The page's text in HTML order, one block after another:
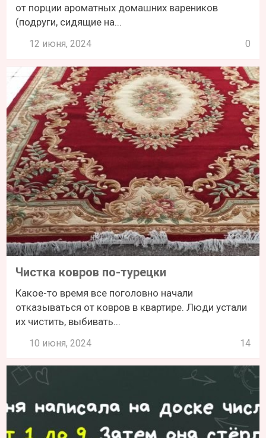
от порции ароматных домашних вареников
(подруги, сидящие на...
12 июня, 2024 0
Чистка ковров по-турецки
Какое-то время все поголовно начали
отказываться от ковров в квартире. Люди устали
их чистить, выбивать...
10 июня, 2024 14